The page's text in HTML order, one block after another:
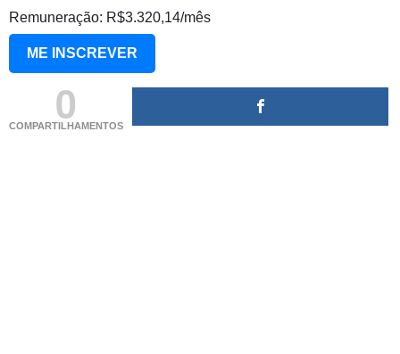
Remuneração: R$3.320,14/mês
ME INSCREVER
0
COMPARTILHAMENTOS